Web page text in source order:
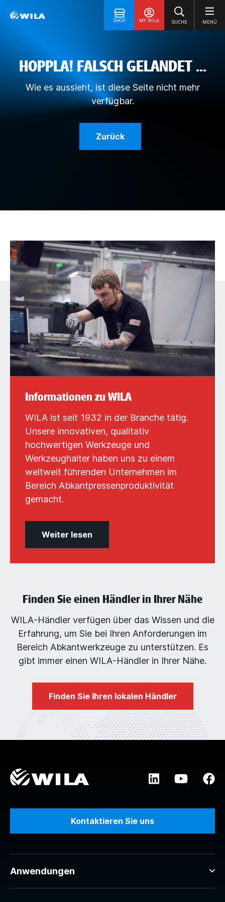
SHOP MY WILA SUCHE MENÜ
HOPPLA! FALSCH GELANDET ...
Wie es aussieht, ist diese Seite nicht mehr
verfügbar.
Zurück
Informationen zu WILA
WILA ist seit 1932 in der Branche tätig.
Unsere innovativen, qualitativ
hochwertigen Werkzeuge und
Werkzeughalter haben uns zu einem
weltweit führenden Unternehmen im
Bereich Abkantpressenproduktivität
gemacht.
Weiter lesen
Finden Sie einen Händler in Ihrer Nähe
WILA-Händler verfügen über das Wissen und die
Erfahrung, um Sie bei Ihren Anforderungen im
Bereich Abkantwerkzeuge zu unterstützen. Es
gibt immer einen WILA-Händler in Ihrer Nähe.
Finden Sie Ihren lokalen Händler
Kontaktieren Sie uns
Anwendungen